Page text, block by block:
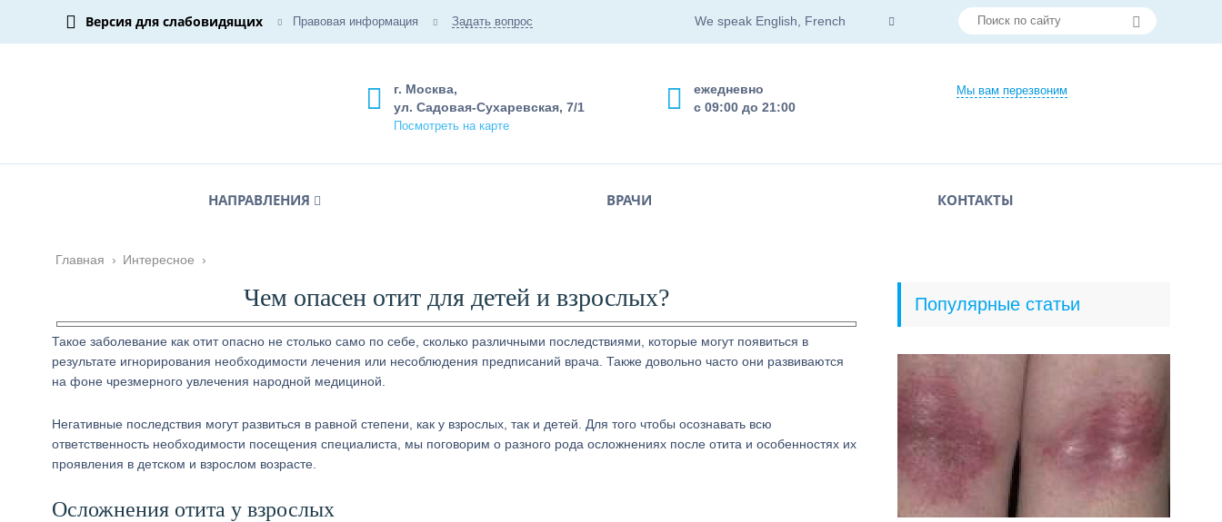
Версия для слабовидящих Правовая информация Задать вопрос We speak English, French
Мы вам перезвоним
ежедневно
с 09:00 до 21:00
г. Москва,
ул. Садовая-Сухаревская, 7/1
Посмотреть на карте
НАПРАВЛЕНИЯ ВРАЧИ КОНТАКТЫ
Главная › Интересное ›
Чем опасен отит для детей и взрослых?
Такое заболевание как отит опасно не столько само по себе, сколько различными последствиями, которые могут появиться в
результате игнорирования необходимости лечения или несоблюдения предписаний врача. Также довольно часто они развиваются
на фоне чрезмерного увлечения народной медициной.
Негативные последствия могут развиться в равной степени, как у взрослых, так и детей. Для того чтобы осознавать всю
ответственность необходимости посещения специалиста, мы поговорим о разного рода осложнениях после отита и особенностях их
проявления в детском и взрослом возрасте.
Осложнения отита у взрослых
Популярные статьи